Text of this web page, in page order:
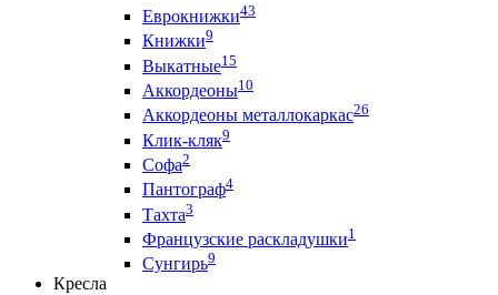
Еврокнижки43
Книжки9
Выкатные15
Аккордеоны10
Аккордеоны металлокаркас26
Клик-кляк9
Софа2
Пантограф4
Тахта3
Французские раскладушки1
Сунгирь9
Кресла